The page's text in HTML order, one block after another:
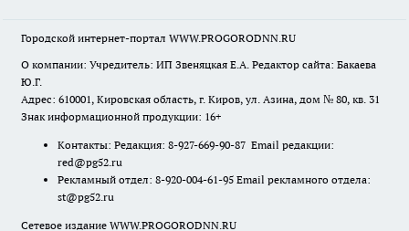
Городской интернет-портал WWW.PROGORODNN.RU
О компании: Учредитель: ИП Звеняцкая Е.А. Редактор сайта: Бакаева
Ю.Г.
Адрес: 610001, Кировская область, г. Киров, ул. Азина, дом № 80, кв. 31
Знак информационной продукции: 16+
Контакты: Редакция: 8-927-669-90-87 Email редакции:
red@pg52.ru
Рекламный отдел: 8-920-004-61-95 Email рекламного отдела:
st@pg52.ru
Сетевое издание WWW.PROGORODNN.RU